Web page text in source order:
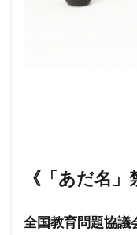
《「あだ名」
全国教育問題協議